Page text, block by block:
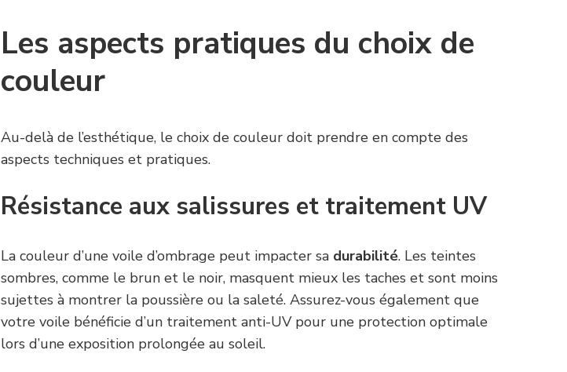
Les aspects pratiques du choix de
couleur
Au-delà de l’esthétique, le choix de couleur doit prendre en compte des
aspects techniques et pratiques.
Résistance aux salissures et traitement UV
La couleur d’une voile d’ombrage peut impacter sa durabilité. Les teintes
sombres, comme le brun et le noir, masquent mieux les taches et sont moins
sujettes à montrer la poussière ou la saleté. Assurez-vous également que
votre voile bénéficie d’un traitement anti-UV pour une protection optimale
lors d’une exposition prolongée au soleil.